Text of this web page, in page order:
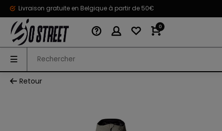
Livraison gratuite en Belgique à partir de 50€
0
Retour